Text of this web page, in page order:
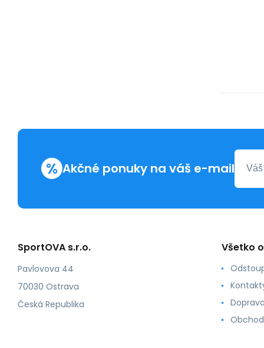
% Akčné ponuky na váš e-mail
SportOVA s.r.o.
Pavlovova 44
70030 Ostrava
Česká Republika
Všetko